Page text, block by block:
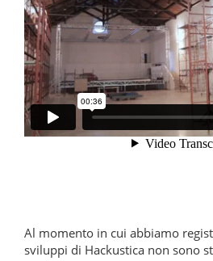
Al momento in cui abbiamo
sviluppi di Hackustica non sono